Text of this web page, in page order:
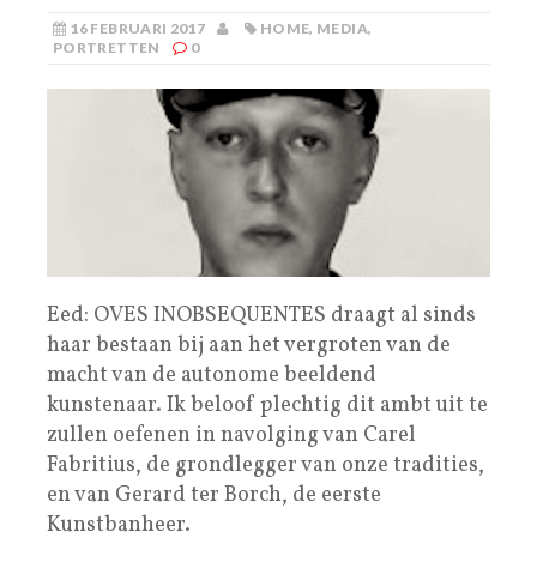
16 FEBRUARI 2017 HOME, MEDIA,
PORTRETTEN
0
Eed: OVES INOBSEQUENTES draagt al sinds
haar bestaan bij aan het vergroten van de
macht van de autonome beeldend
kunstenaar. Ik beloof plechtig dit ambt uit te
zullen oefenen in navolging van Carel
Fabritius, de grondlegger van onze tradities,
en van Gerard ter Borch, de eerste
Kunstbanheer.